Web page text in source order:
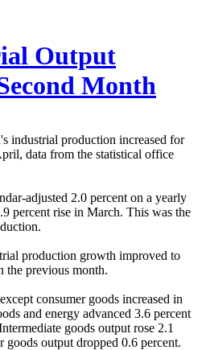
Output
Month
production increased for
data from the statistical office
adjusted 2.0 percent on a yearly
percent rise in March. This was the
production growth improved to
the previous month.
consumer goods increased in
and energy advanced 3.6 percent
goods output rose 2.1
goods output dropped 0.6 percent.